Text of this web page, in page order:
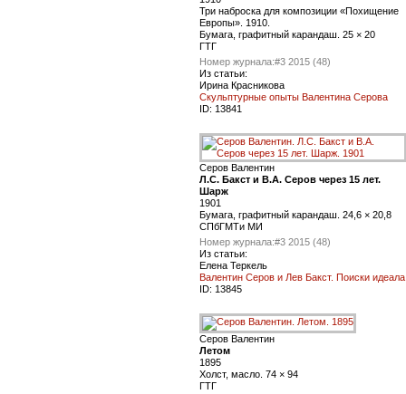
Три наброска для композиции «Похищение
Европы». 1910.
Бумага, графитный карандаш. 25 × 20
ГТГ
Номер журнала:#3 2015 (48)
Из статьи:
Ирина Красникова
Скульптурные опыты Валентина Серова
ID: 13841
Серов Валентин
Л.С. Бакст и В.А. Серов через 15 лет.
Шарж
1901
Бумага, графитный карандаш. 24,6 × 20,8
СПбГМТи МИ
Номер журнала:#3 2015 (48)
Из статьи:
Елена Теркель
Валентин Серов и Лев Бакст. Поиски идеала
ID: 13845
Серов Валентин
Летом
1895
Холст, масло. 74 × 94
ГТГ